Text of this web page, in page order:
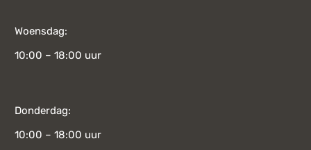
Woensdag:
10:00 – 18:00 uur
Donderdag:
10:00 – 18:00 uur